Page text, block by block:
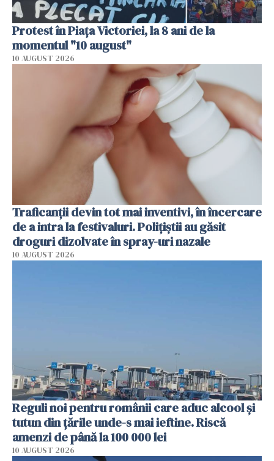
Protest în Piața Victoriei, la 8 ani de la
momentul "10 august"
10 AUGUST 2026
Traficanții devin tot mai inventivi, în încercare
de a intra la festivaluri. Polițiștii au găsit
droguri dizolvate în spray-uri nazale
10 AUGUST 2026
Reguli noi pentru românii care aduc alcool și
tutun din țările unde-s mai ieftine. Riscă
amenzi de până la 100 000 lei
10 AUGUST 2026